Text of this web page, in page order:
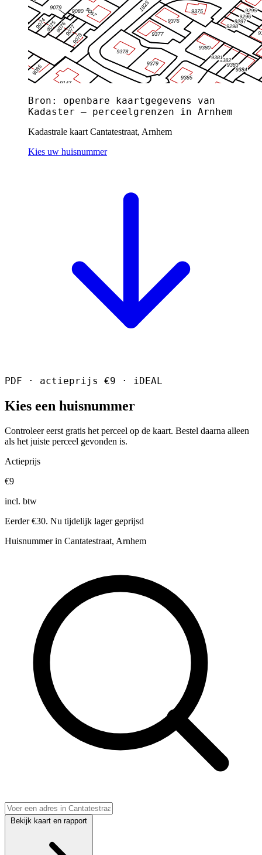
Bron: openbare kaartgegevens van
Kadaster — perceelgrenzen in Arnhem
Kadastrale kaart Cantatestraat, Arnhem
Kies uw huisnummer
PDF · actieprijs €9 · iDEAL
Kies een huisnummer
Controleer eerst gratis het perceel op de kaart. Bestel daarna alleen
als het juiste perceel gevonden is.
Actieprijs
€9
incl. btw
Eerder €30. Nu tijdelijk lager geprijsd
Huisnummer in Cantatestraat, Arnhem
Bekijk kaart en rapport